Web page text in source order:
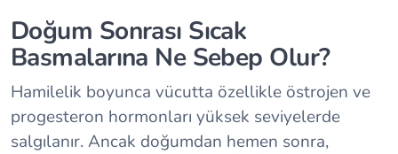
Doğum Sonrası Sıcak
Basmalarına Ne Sebep Olur?
Hamilelik boyunca vücutta özellikle östrojen ve
progesteron hormonları yüksek seviyelerde
salgılanır. Ancak doğumdan hemen sonra,